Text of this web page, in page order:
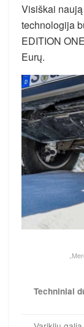
Visiškai naują
technologija
EDITION
Eurų.
Techniniai